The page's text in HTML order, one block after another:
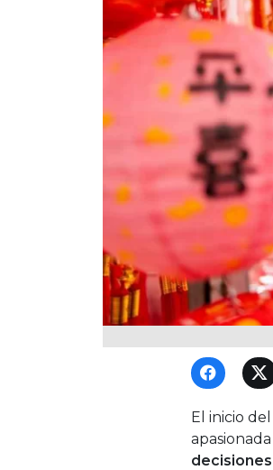
El inicio